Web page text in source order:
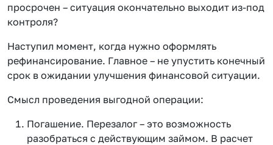
просрочен – ситуация окончательно выходит из-под
контроля?
Наступил момент, когда нужно оформлять
рефинансирование. Главное – не упустить конечный
срок в ожидании улучшения финансовой ситуации.
Смысл проведения выгодной операции:
Погашение. Перезалог – это возможность
разобраться с действующим займом. В расчет